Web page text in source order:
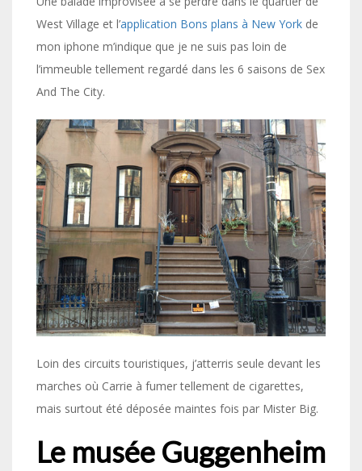
West Village et l’application Bons plans à New York de
mon iphone m’indique que je ne suis pas loin de
l’immeuble tellement regardé dans les 6 saisons de Sex
And The City.
Loin des circuits touristiques, j’atterris seule devant les
marches où Carrie à fumer tellement de cigarettes,
mais surtout été déposée maintes fois par Mister Big.
Le musée Guggenheim